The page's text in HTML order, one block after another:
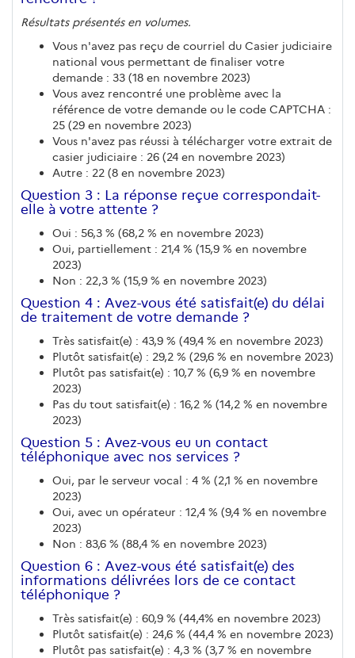
Résultats présentés en volumes.
Vous n'avez pas reçu de courriel du Casier judiciaire
national vous permettant de finaliser votre
demande : 33 (18 en novembre 2023)
Vous avez rencontré une problème avec la
référence de votre demande ou le code CAPTCHA :
25 (29 en novembre 2023)
Vous n'avez pas réussi à télécharger votre extrait de
casier judiciaire : 26 (24 en novembre 2023)
Autre : 22 (8 en novembre 2023)
Question 3 : La réponse reçue correspondait-
elle à votre attente ?
Oui : 56,3 % (68,2 % en novembre 2023)
Oui, partiellement : 21,4 % (15,9 % en novembre
2023)
Non : 22,3 % (15,9 % en novembre 2023)
Question 4 : Avez-vous été satisfait(e) du délai
de traitement de votre demande ?
Très satisfait(e) : 43,9 % (49,4 % en novembre 2023)
Plutôt satisfait(e) : 29,2 % (29,6 % en novembre 2023)
Plutôt pas satisfait(e) : 10,7 % (6,9 % en novembre
2023)
Pas du tout satisfait(e) : 16,2 % (14,2 % en novembre
2023)
Question 5 : Avez-vous eu un contact
téléphonique avec nos services ?
Oui, par le serveur vocal : 4 % (2,1 % en novembre
2023)
Oui, avec un opérateur : 12,4 % (9,4 % en novembre
2023)
Non : 83,6 % (88,4 % en novembre 2023)
Question 6 : Avez-vous été satisfait(e) des
informations délivrées lors de ce contact
téléphonique ?
Très satisfait(e) : 60,9 % (44,4% en novembre 2023)
Plutôt satisfait(e) : 24,6 % (44,4 % en novembre 2023)
Plutôt pas satisfait(e) : 4,3 % (3,7 % en novembre